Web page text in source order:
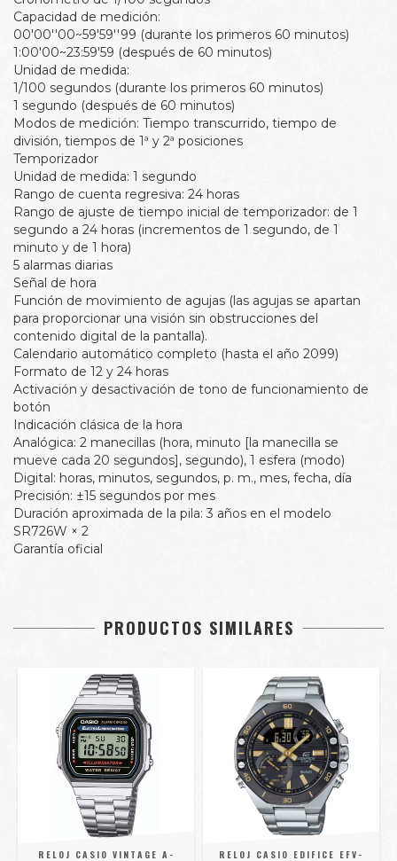
Capacidad de medición:
00'00''00~59'59''99 (durante los primeros 60 minutos)
1:00'00~23:59'59 (después de 60 minutos)
Unidad de medida:
1/100 segundos (durante los primeros 60 minutos)
1 segundo (después de 60 minutos)
Modos de medición: Tiempo transcurrido, tiempo de
división, tiempos de 1ª y 2ª posiciones
Temporizador
Unidad de medida: 1 segundo
Rango de cuenta regresiva: 24 horas
Rango de ajuste de tiempo inicial de temporizador: de 1
segundo a 24 horas (incrementos de 1 segundo, de 1
minuto y de 1 hora)
5 alarmas diarias
Señal de hora
Función de movimiento de agujas (las agujas se apartan
para proporcionar una visión sin obstrucciones del
contenido digital de la pantalla).
Calendario automático completo (hasta el año 2099)
Formato de 12 y 24 horas
Activación y desactivación de tono de funcionamiento de
botón
Indicación clásica de la hora
Analógica: 2 manecillas (hora, minuto [la manecilla se
mueve cada 20 segundos], segundo), 1 esfera (modo)
Digital: horas, minutos, segundos, p. m., mes, fecha, día
Precisión: ±15 segundos por mes
Duración aproximada de la pila: 3 años en el modelo
SR726W × 2
Garantía oficial
PRODUCTOS SIMILARES
RELOJ CASIO VINTAGE A-
RELOJ CASIO EDIFICE EFV-